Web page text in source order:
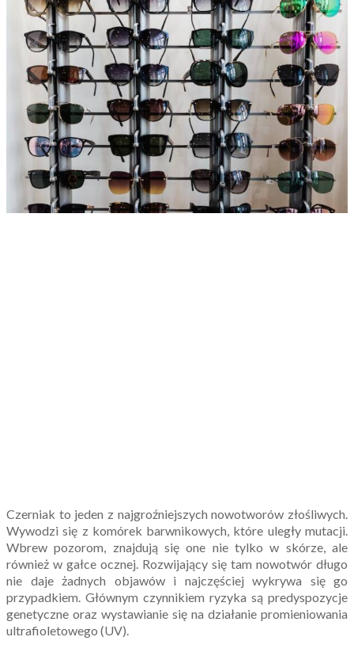
Czerniak to jeden z najgroźniejszych nowotworów złośliwych.
Wywodzi się z komórek barwnikowych, które uległy mutacji.
Wbrew pozorom, znajdują się one nie tylko w skórze, ale
również w gałce ocznej. Rozwijający się tam nowotwór długo
nie daje żadnych objawów i najczęściej wykrywa się go
przypadkiem. Głównym czynnikiem ryzyka są predyspozycje
genetyczne oraz wystawianie się na działanie promieniowania
ultrafioletowego (UV).